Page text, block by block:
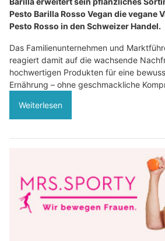
Pesto Barilla Rosso Vegan die vegane
Pesto Rosso in den Schweizer Handel.
Das Familienunternehmen und
reagiert damit auf die wachsende
hochwertigen Produkten für eine
Ernährung – ohne geschmackliche
Weiterlesen